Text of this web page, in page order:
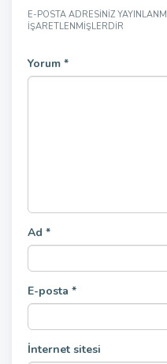
E-POSTA ADRESINIZ
IŞARETLENMIŞLERDIR
Yorum *
Ad *
E-posta *
İnternet sitesi